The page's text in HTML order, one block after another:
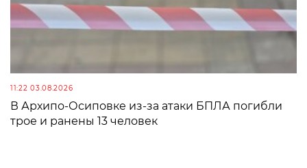
11:22 03.08.2026
В Архипо-Осиповке из-за атаки БПЛА погибли
трое и ранены 13 человек